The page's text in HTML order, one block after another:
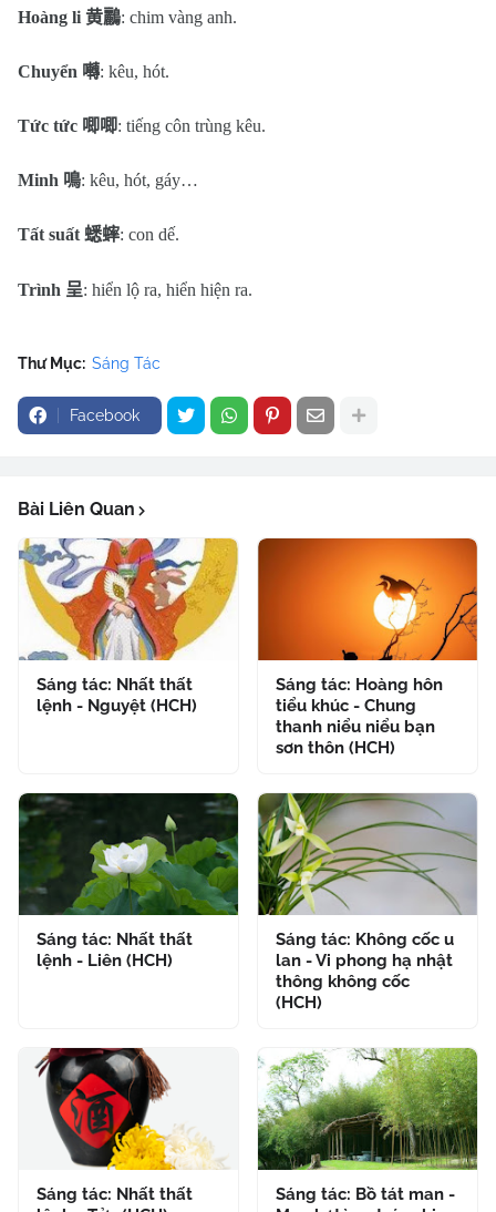
Hoàng li 黄鸝: chim vàng anh.
Chuyển 囀: kêu, hót.
Tức tức 唧唧: tiếng côn trùng kêu.
Minh 鳴: kêu, hót, gáy…
Tất suất 蟋蟀: con dế.
Trình 呈: hiển lộ ra, hiển hiện ra.
Thư Mục: Sáng Tác
Facebook
Bài Liên Quan
Sáng tác: Nhất thất
lệnh - Nguyệt (HCH)
Sáng tác: Hoàng hôn
tiểu khúc - Chung
thanh niểu niểu bạn
sơn thôn (HCH)
Sáng tác: Nhất thất
lệnh - Liên (HCH)
Sáng tác: Không cốc u
lan - Vi phong hạ nhật
thông không cốc
(HCH)
Sáng tác: Nhất thất
Sáng tác: Bồ tát man -